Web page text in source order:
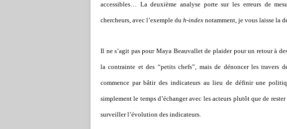
accessibles… La deuxième analyse porte sur les erreurs de
chercheurs, avec l’exemple du h-index notamment, je vous laisse la
Il ne s’agit pas pour Maya Beauvallet de plaider pour un retour à
la contrainte et des “petits chefs”, mais de dénoncer les travers
commence par bâtir des indicateurs au lieu de définir une
simplement le temps d’échanger avec les acteurs plutôt que de
surveiller l’évolution des indicateurs.